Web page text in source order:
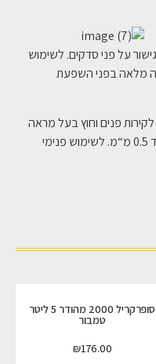
על פני סדקים. לשימוש
מעניק הגנה מלאה בפני השפעת
פנים וחוץ בעל מראה
מינרלי אותנטי, לגישור על פני סדקים עד 0.5 מ“מ. לשימוש פנימי
סופרקריל 2000 מהודר 5 ליטר
טמבור
₪176.00